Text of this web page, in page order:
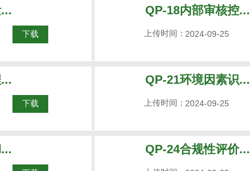
下载
QP-18内部审核控...
2024-09-25
上传时间：
下载
QP-21环境因素识...
2024-09-25
上传时间：
QP-24合规性评价...